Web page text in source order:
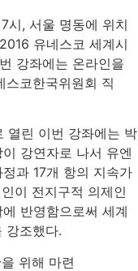
시, 서울 명동에 위치
유네스코 세계시
강좌에는 온라인을
코한국위원회 직
열린 이번 강좌에는 박
강연자로 나서 유엔
과 17개 항의 지속가
이 전지구적 의제인
반영함으로써 세계
강조했다.
위해 마련